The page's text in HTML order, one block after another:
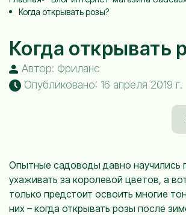
Когда открывать розы?
Когда открывать
Автор: Фриланс
Опубликовано: 16 апреля 2019 г.
Опытные садоводы давно научились
ухаживать за королевой цветов, а
только предстоит освоить многие
них – когда открывать розы после